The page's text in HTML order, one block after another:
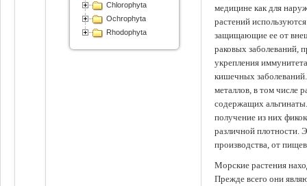
медицине как для
растений
защищающие ее от
раковых заболеваний,
укрепления
кишечных
металлов, в том числе
содержащих
получение из них
различной плотности.
производства, от
Морские растения
Прежде всего они
Chlorophyta
Ochrophyta
Rhodophyta